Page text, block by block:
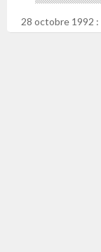
28 octobre 1992 :